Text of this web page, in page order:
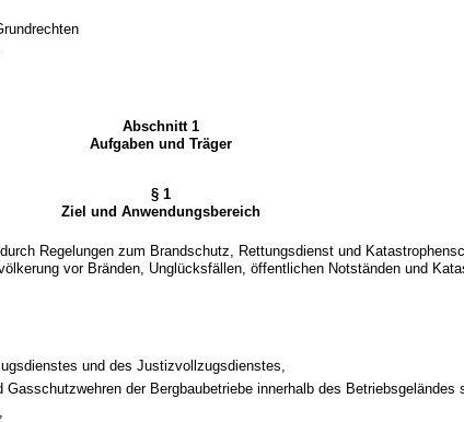
Abschnitt 1
Aufgaben und Träger
§ 1
Ziel und Anwendungsbereich
Regelungen zum Brandschutz, Rettungsdienst und
vor Bränden, Unglücksfällen, öffentlichen Notständen und
und des Justizvollzugsdienstes,
Gasschutzwehren der Bergbaubetriebe innerhalb des Betriebsgeländes